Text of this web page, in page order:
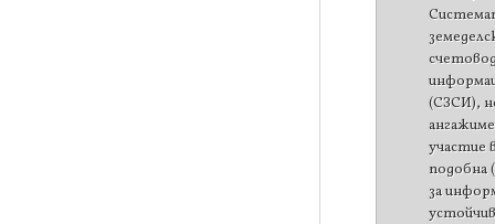
(СЗСИ),
участие
подобна
за